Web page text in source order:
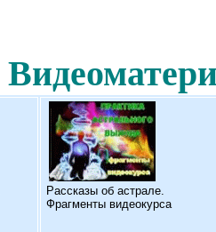
Рассказы об астрале.
Фрагменты видеокурса